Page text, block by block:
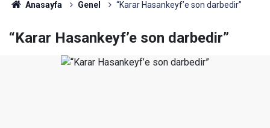
Anasayfa Genel “Karar Hasankeyf’e son darbedir”
“Karar Hasankeyf’e son darbedir”